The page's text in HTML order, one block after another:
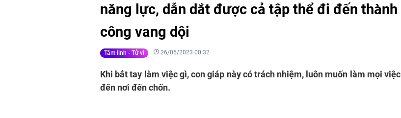
năng lực, dẫn dắt được cả tập thể đi đến thành
công vang dội
Tâm linh - Tử vi 26/05/2023 00:32
Khi bắt tay làm việc gì, con giáp này có trách nhiệm, luôn muốn làm mọi việc
đến nơi đến chốn.